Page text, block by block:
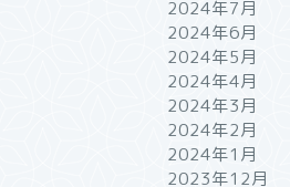
2024年7月
2024年6月
2024年5月
2024年4月
2024年3月
2024年2月
2024年1月
2023年12月